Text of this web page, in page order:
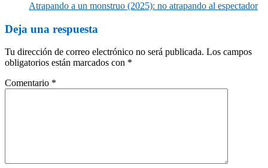
Atrapando a un monstruo (2025): no atrapando al espectador
Deja una respuesta
Tu dirección de correo electrónico no será publicada. Los campos
obligatorios están marcados con *
Comentario *